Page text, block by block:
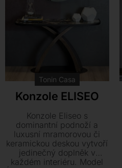
Tonin Casa
Konzole ELISEO
Konzole Eliseo s
dominantní podnoží a
luxusní mramorovou či
keramickou deskou vytvoří
jedinečný doplněk v
každém interiéru. Model